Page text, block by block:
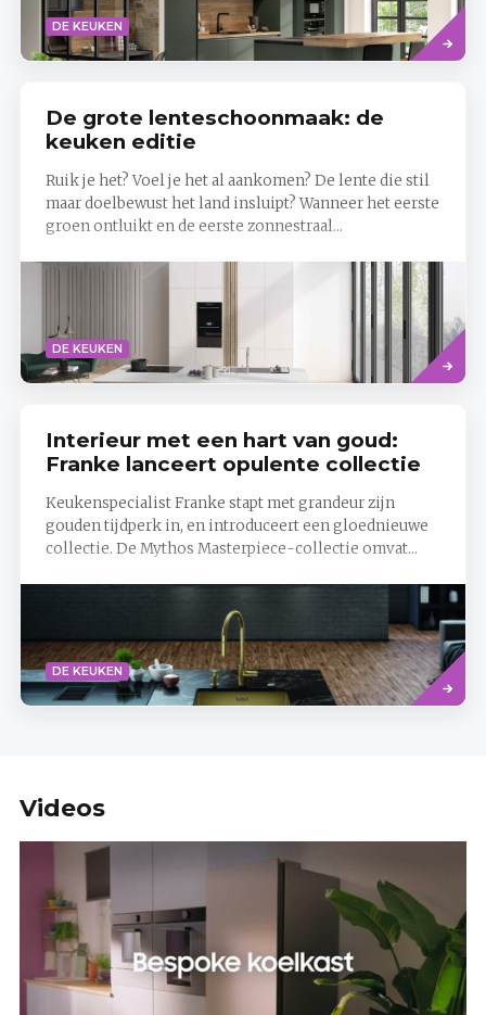
DE KEUKEN
Lees
meer
De grote lenteschoonmaak: de
keuken editie
Ruik je het? Voel je het al aankomen? De lente die stil
maar doelbewust het land insluipt? Wanneer het eerste
groen ontluikt en de eerste zonnestraal...
DE KEUKEN
Read
more
Interieur met een hart van goud:
Franke lanceert opulente collectie
Keukenspecialist Franke stapt met grandeur zijn
gouden tijdperk in, en introduceert een gloednieuwe
collectie. De Mythos Masterpiece-collectie omvat...
DE KEUKEN
Read
more
Videos